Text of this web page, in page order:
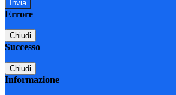
Errore
Chiudi
Successo
Chiudi
Informazione